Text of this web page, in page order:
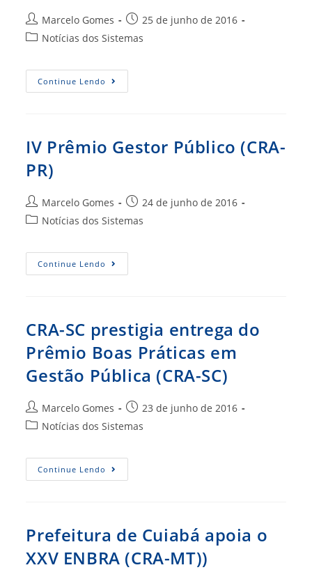
Adm.
Istvan
Kasznar,
Professor
Em
Políticas
Públicas
Presidência
Da
(CRA-
RS)
Autor
do
Marcelo Gomes
Post
publicado:
25 de junho de 2016
Categoria
post:
Notícias dos Sistemas
Continue Lendo CRA-
GO
Presidente
Da
IV Prêmio Gestor Público (CRA-
PR)
Autor
do
Marcelo Gomes
Post
publicado:
24 de junho de 2016
Categoria
post:
Notícias dos Sistemas
Continue Lendo IV
Prêmio
CRA-SC prestigia entrega do
Prêmio Boas Práticas em
Gestão Pública (CRA-SC)
Autor
do
Marcelo Gomes
Post
publicado:
23 de junho de 2016
Categoria
post:
Notícias dos Sistemas
Continue Lendo CRA-
SC
Boas
Práticas
Gestão
Pública
Prefeitura de Cuiabá apoia o
XXV ENBRA (CRA-MT))